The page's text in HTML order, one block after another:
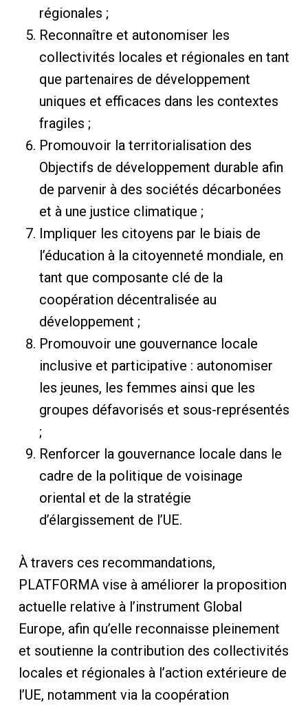
régionales ;
Reconnaître et autonomiser les
collectivités locales et régionales en tant
que partenaires de développement
uniques et efficaces dans les contextes
fragiles ;
Promouvoir la territorialisation des
Objectifs de développement durable afin
de parvenir à des sociétés décarbonées
et à une justice climatique ;
Impliquer les citoyens par le biais de
l’éducation à la citoyenneté mondiale, en
tant que composante clé de la
coopération décentralisée au
développement ;
Promouvoir une gouvernance locale
inclusive et participative : autonomiser
les jeunes, les femmes ainsi que les
groupes défavorisés et sous-représentés
;
Renforcer la gouvernance locale dans le
cadre de la politique de voisinage
oriental et de la stratégie
d’élargissement de l’UE.
À travers ces recommandations,
PLATFORMA vise à améliorer la proposition
actuelle relative à l’instrument Global
Europe, afin qu’elle reconnaisse pleinement
et soutienne la contribution des collectivités
locales et régionales à l’action extérieure de
l’UE, notamment via la coopération